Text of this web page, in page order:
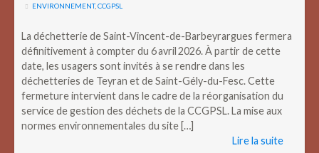
ENVIRONNEMENT,CCGPSL
La déchetterie de Saint-Vincent-de-Barbeyrargues fermera
définitivement à compter du 6 avril 2026. À partir de cette
date, les usagers sont invités à se rendre dans les
déchetteries de Teyran et de Saint-Gély-du-Fesc. Cette
fermeture intervient dans le cadre de la réorganisation du
service de gestion des déchets de la CCGPSL. La mise aux
normes environnementales du site […]
Lire la suite